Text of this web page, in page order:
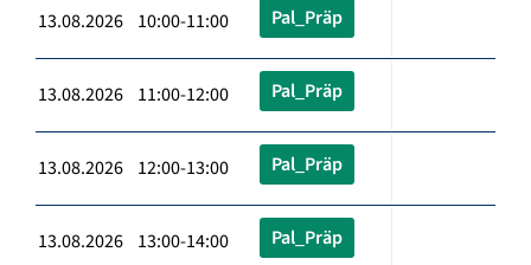
13.08.2026 10:00-11:00 Pal_Präp
13.08.2026 11:00-12:00 Pal_Präp
13.08.2026 12:00-13:00 Pal_Präp
13.08.2026 13:00-14:00 Pal_Präp